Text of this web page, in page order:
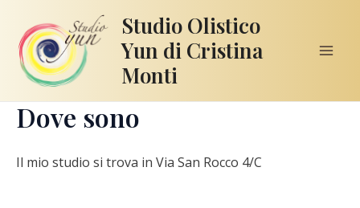
contenuto
Studio Olistico
Yun di Cristina
Monti
Dove sono
Il mio studio si trova in Via San Rocco 4/C